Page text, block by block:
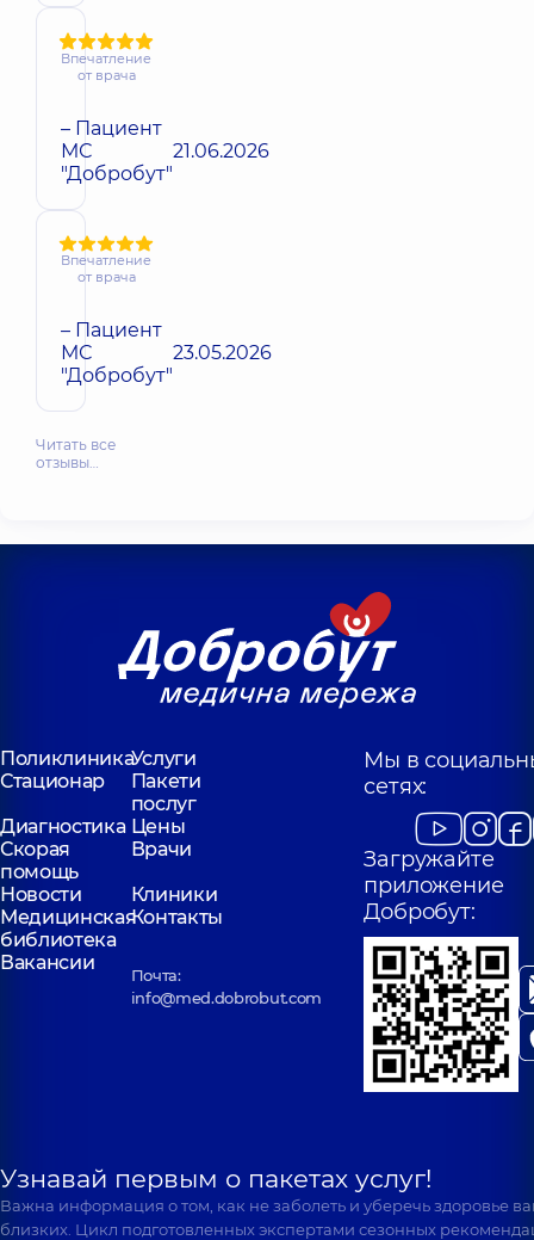
Впечатление
от врача
– Пациент
МС
"Добробут"
21.06.2026
Впечатление
от врача
– Пациент
МС
"Добробут"
23.05.2026
Читать все
отзывы…
ПоликлиникаУслуги
Стационар
Пакети
послуг
Диагностика Цены
Скорая
помощь
Врачи
Новости
Клиники
Медицинская
библиотека
Контакты
Вакансии
Почта:
info@med.dobrobut.com
Мы в
сетях:
Загружайте
приложение
Добробут:
Узнавай первым о пакетах услуг!
Важна информация о том, как не заболеть и уберечь здоровье
близких. Цикл подготовленных экспертами сезонных